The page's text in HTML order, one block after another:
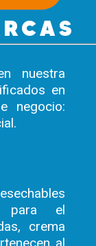
nuestra
en
negocio:
para el
crema
al